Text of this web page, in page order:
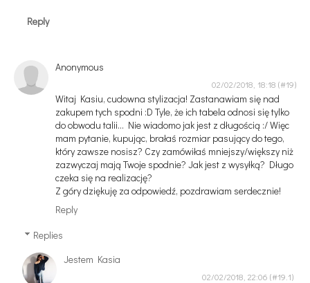
Reply
Anonymous
02/02/2018, 18:18
Witaj Kasiu, cudowna stylizacja! Zastanawiam się nad
zakupem tych spodni :D Tyle, że ich tabela odnosi się tylko
do obwodu talii... Nie wiadomo jak jest z długością :/ Więc
mam pytanie, kupując, brałaś rozmiar pasujący do tego,
który zawsze nosisz? Czy zamówiłaś mniejszy/większy niż
zazwyczaj mają Twoje spodnie? Jak jest z wysyłką? Długo
czeka się na realizację?
Z góry dziękuję za odpowiedź, pozdrawiam serdecznie!
Reply
Replies
Jestem Kasia
02/02/2018, 22:06